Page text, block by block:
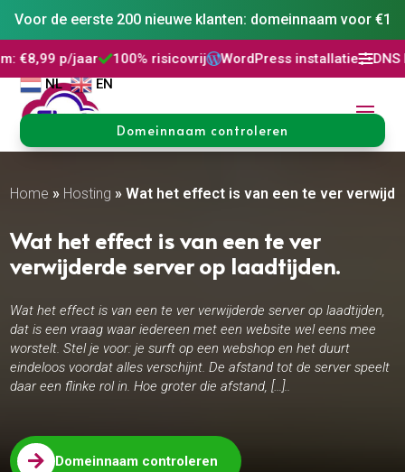
Voor de eerste 200 nieuwe klanten: domeinnaam voor €1
100% risicovrijWordPress installatieDNS Beheer30
NL
EN
Domeinnaam controleren
Home » Hosting »Wat het effect is van een te ver
Wat het effect is van een te ver
verwijderde server op laadtijden.​
Wat het effect is van een te ver verwijderde server op laadtijden,
dat is een vraag waar iedereen met een website wel eens mee
worstelt. Stel je voor: je surft op een webshop en het duurt
eindeloos voordat alles verschijnt. De afstand tot de server speelt
daar een flinke rol in. Hoe groter die afstand, […]..
 Domeinnaam controleren